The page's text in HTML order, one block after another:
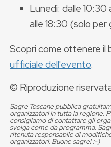
Lunedì: dalle 10:30
alle 18:30 (solo
Scopri come ottenere il
ufficiale dell'evento.
© Riproduzione
Sagre Toscane pubblica
organizzatori in tutta la regione.
consigliamo di contattare gli
svolga come da programma.
ritenuta responsabile di
organizzatori. Buone sagre! :-)